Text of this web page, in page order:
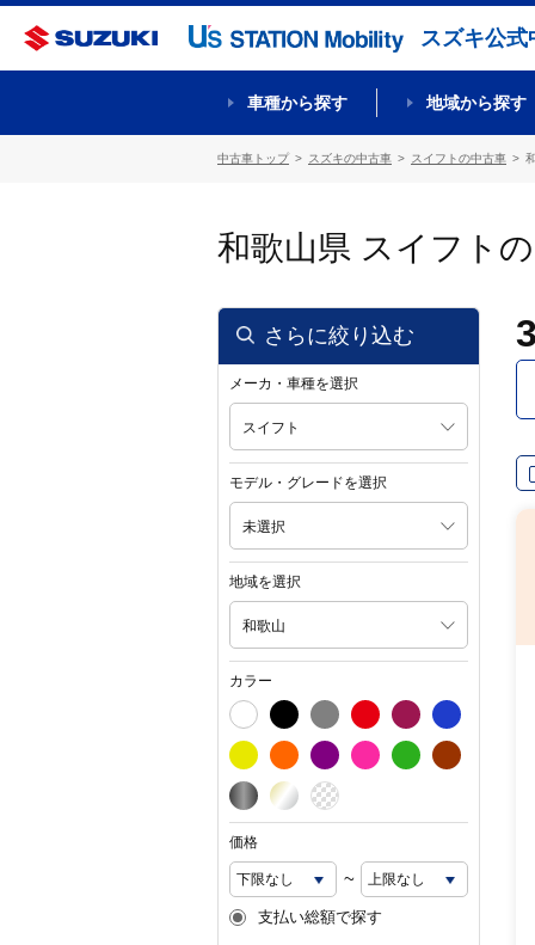
スズキ公式
車種から探す 地域から探す
中古車トップ スズキの中古車 スイフトの中古車
和歌山県 スイフト
さらに絞り込む
メーカ・車種を選択
スイフト
モデル・グレードを選択
未選択
地域を選択
和歌山
カラー
価格
~
支払い総額で探す